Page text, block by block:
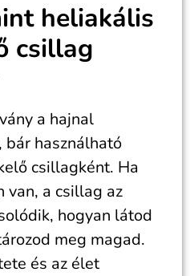
heliakális
csillag
a hajnal
bár használható
csillagként. Ha
van, a csillag az
hogyan látod
meg magad.
és az élet